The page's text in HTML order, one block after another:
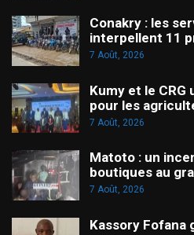
Conakry : les
interpellent 11
7 Août, 2026
Kumy et le
pour les
7 Août, 2026
Matoto : un
boutiques au
7 Août, 2026
Kassory Fofana